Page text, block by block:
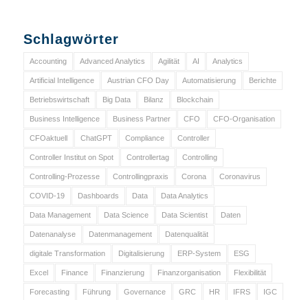
Schlagwörter
Accounting Advanced Analytics Agilität AI Analytics
Artificial Intelligence Austrian CFO Day Automatisierung Berichte
Betriebswirtschaft Big Data Bilanz Blockchain
Business Intelligence Business Partner CFO CFO-Organisation
CFOaktuell ChatGPT Compliance Controller
Controller Institut on Spot Controllertag Controlling
Controlling-Prozesse Controllingpraxis Corona Coronavirus
COVID-19 Dashboards Data Data Analytics
Data Management Data Science Data Scientist Daten
Datenanalyse Datenmanagement Datenqualität
digitale Transformation Digitalisierung ERP-System ESG
Excel Finance Finanzierung Finanzorganisation Flexibilität
Forecasting Führung Governance GRC HR IFRS IGC